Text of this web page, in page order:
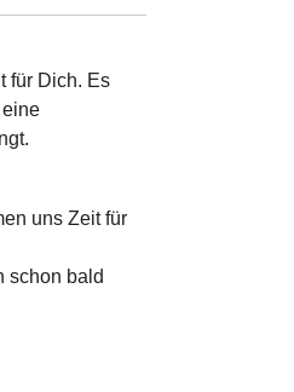
für Dich. Es
uns Zeit für
schon bald